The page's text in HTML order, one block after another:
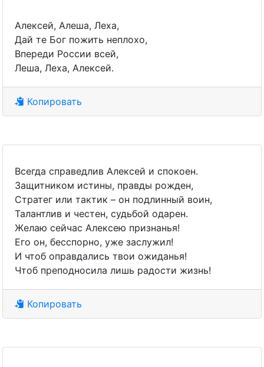
Алексей, Алеша, Леха,
Дай те Бог пожить неплохо,
Впереди России всей,
Леша, Леха, Алексей.
Копировать
Всегда справедлив Алексей и спокоен.
Защитником истины, правды рожден,
Стратег или тактик – он подлинный воин,
Талантлив и честен, судьбой одарен.
Желаю сейчас Алексею признанья!
Его он, бесспорно, уже заслужил!
И чтоб оправдались твои ожиданья!
Чтоб преподносила лишь радости жизнь!
Копировать